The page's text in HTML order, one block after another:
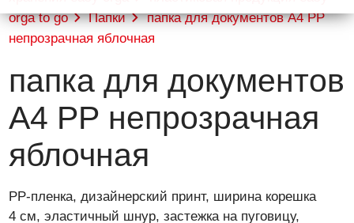
orga to go
Папки
папка для документов А4 РР
непрозрачная яблочная
папка для документов
А4 РР непрозрачная
яблочная
PP-пленка, дизайнерский принт, ширина корешка
4 см, эластичный шнур, застежка на пуговицу,